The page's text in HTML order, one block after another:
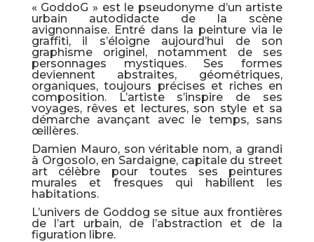
« GoddoG » est le pseudonyme d’un artiste
urbain autodidacte de la scène
avignonnaise. Entré dans la peinture via le
graffiti, il s’éloigne aujourd’hui de son
graphisme originel, notamment de ses
personnages mystiques. Ses formes
deviennent abstraites, géométriques,
organiques, toujours précises et riches en
composition. L’artiste s’inspire de ses
voyages, rêves et lectures, son style et sa
démarche avançant avec le temps, sans
œillères.
Damien Mauro, son véritable nom, a grandi
à Orgosolo, en Sardaigne, capitale du street
art célèbre pour toutes ses peintures
murales et fresques qui habillent les
habitations.
L’univers de Goddog se situe aux frontières
de l’art urbain, de l’abstraction et de la
figuration libre.